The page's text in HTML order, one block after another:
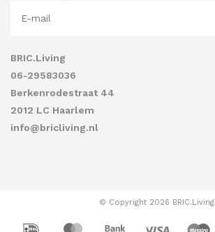
BRIC.Living
06-29583036
Berkenrodestraat 44
2012 LC Haarlem
info@bricliving.nl
© Copyright 2026 BRIC.Living